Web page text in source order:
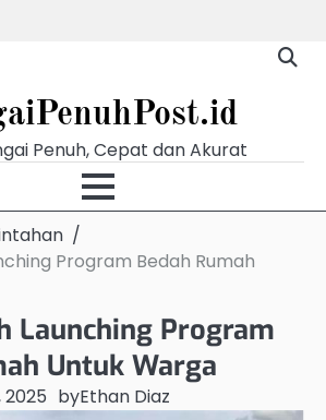
Penuh, Cepat dan Akurat
Program Bedah Rumah
Launching Program
Untuk Warga
byEthan Diaz